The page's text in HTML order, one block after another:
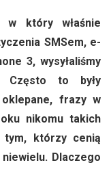
w który właśnie
SMSem, e-
3, wysyłaliśmy
Często to były
frazy w
nikomu takich
którzy cenią
Dlaczego